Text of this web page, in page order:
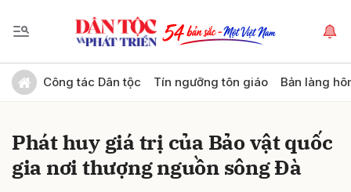
Công tác Dân tộc Tín ngưỡng tôn giáo Bản làng
Phát huy giá trị của Bảo vật quốc
gia nơi thượng nguồn sông Đà
Gửi bình luận